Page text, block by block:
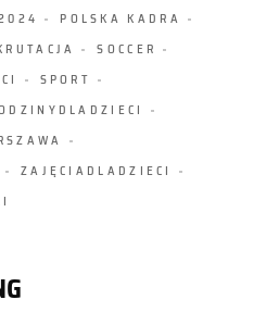
POLSKA KADRA
SOCCER
SPORT
ZAJĘCIADLADZIECI